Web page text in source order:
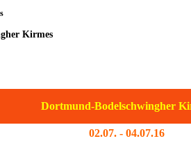
Kirmes
Dortmund-Bodelschwingher
02.07. - 04.07.16